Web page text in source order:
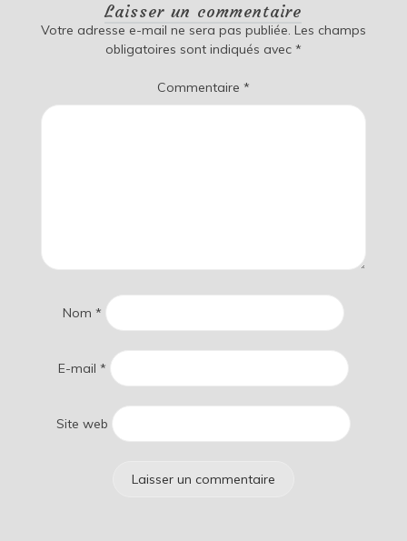
Laisser un commentaire
Votre adresse e-mail ne sera pas publiée. Les champs
obligatoires sont indiqués avec *
Commentaire *
Nom *
E-mail *
Site web